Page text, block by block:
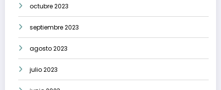
octubre 2023
septiembre 2023
agosto 2023
julio 2023